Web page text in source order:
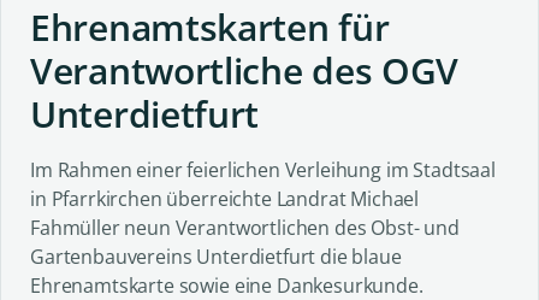
Ehrenamtskarten für
Verantwortliche des OGV
Unterdietfurt
Im Rahmen einer feierlichen Verleihung im Stadtsaal
in Pfarrkirchen überreichte Landrat Michael
Fahmüller neun Verantwortlichen des Obst- und
Gartenbauvereins Unterdietfurt die blaue
Ehrenamtskarte sowie eine Dankesurkunde.